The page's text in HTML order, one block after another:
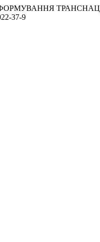
ФОРМУВАННЯ
37-9